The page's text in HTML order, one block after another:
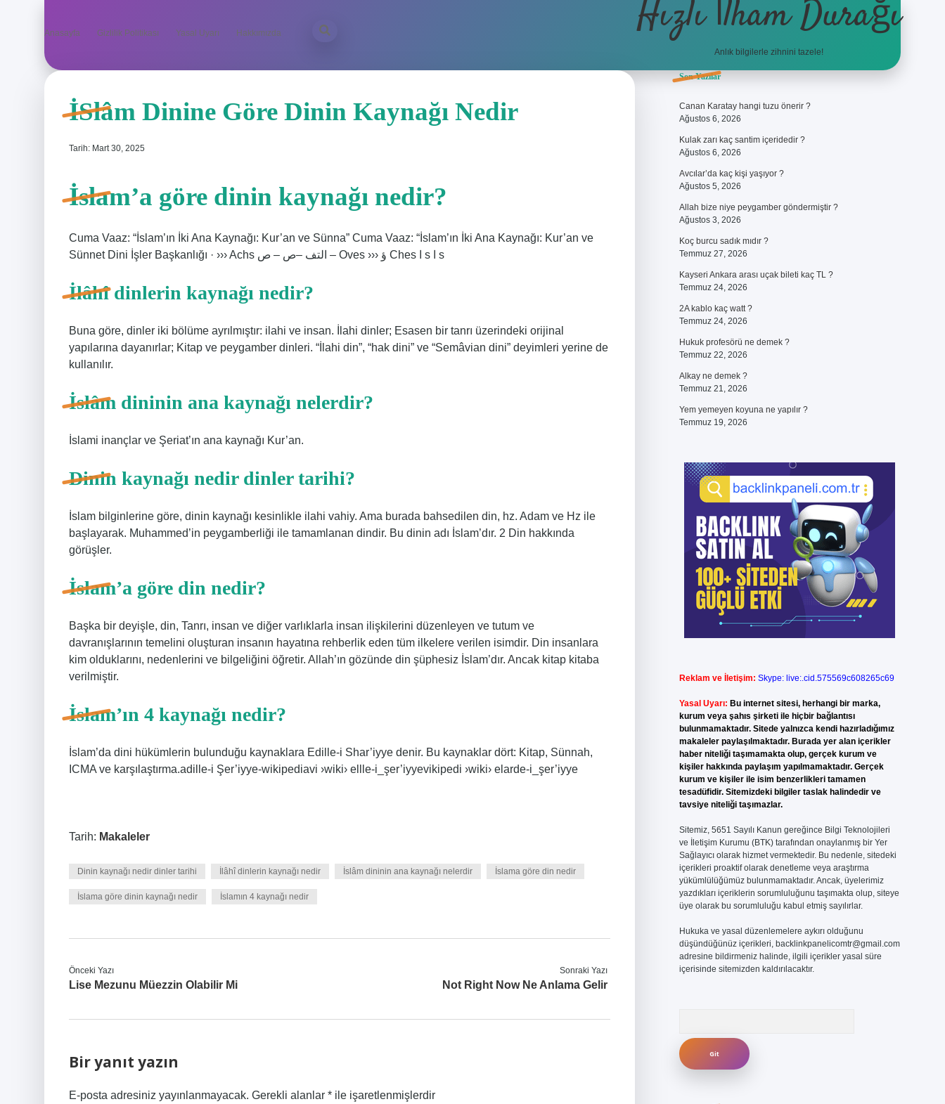
Anasayfa Gizlilik Politikası Yasal Uyarı Hakkımızda Hızlı İlham Durağı
Anlık bilgilerle zihnini tazele!
İSlâm Dinine Göre Dinin Kaynağı Nedir
Tarih: Mart 30, 2025
İslam’a göre dinin kaynağı nedir?
Cuma Vaaz: “İslam’ın İki Ana Kaynağı: Kur’an ve Sünna” Cuma Vaaz: “İslam’ın İki Ana Kaynağı: Kur’an ve
Sünnet Dini İşler Başkanlığı · ››› Achs التف –ص – ص – Oves ››› ؤ Ches ا s ا s
İlâhî dinlerin kaynağı nedir?
Buna göre, dinler iki bölüme ayrılmıştır: ilahi ve insan. İlahi dinler; Esasen bir tanrı üzerindeki orijinal
yapılarına dayanırlar; Kitap ve peygamber dinleri. “İlahi din”, “hak dini” ve “Semâvian dini” deyimleri yerine de
kullanılır.
İslâm dininin ana kaynağı nelerdir?
İslami inançlar ve Şeriat’ın ana kaynağı Kur’an.
Dinin kaynağı nedir dinler tarihi?
İslam bilginlerine göre, dinin kaynağı kesinlikle ilahi vahiy. Ama burada bahsedilen din, hz. Adam ve Hz ile
başlayarak. Muhammed’in peygamberliği ile tamamlanan dindir. Bu dinin adı İslam’dır. 2 Din hakkında
görüşler.
İslam’a göre din nedir?
Başka bir deyişle, din, Tanrı, insan ve diğer varlıklarla insan ilişkilerini düzenleyen ve tutum ve
davranışlarının temelini oluşturan insanın hayatına rehberlik eden tüm ilkelere verilen isimdir. Din insanlara
kim olduklarını, nedenlerini ve bilgeliğini öğretir. Allah’ın gözünde din şüphesiz İslam’dır. Ancak kitap kitaba
verilmiştir.
İslam’ın 4 kaynağı nedir?
İslam’da dini hükümlerin bulunduğu kaynaklara Edille-i Shar’iyye denir. Bu kaynaklar dört: Kitap, Sünnah,
ICMA ve karşılaştırma.adille-i Şer’iyye-wikipediavi ›wiki› ellle-i_şer’iyyevikipedi ›wiki› elarde-i_şer’iyye
Tarih: Makaleler
Dinin kaynağı nedir dinler tarihi İlâhî dinlerin kaynağı nedir İslâm dininin ana kaynağı nelerdir İslama göre din nedir
İslama göre dinin kaynağı nedir İslamın 4 kaynağı nedir
Önceki Yazı
Lise Mezunu Müezzin Olabilir Mi
Sonraki Yazı
Not Right Now Ne Anlama Gelir
Bir yanıt yazın
E-posta adresiniz yayınlanmayacak. Gerekli alanlar * ile işaretlenmişlerdir
Sidebar
Son Yazılar
Canan Karatay hangi tuzu önerir ?
Ağustos 6, 2026
Kulak zarı kaç santim içeridedir ?
Ağustos 6, 2026
Avcılar’da kaç kişi yaşıyor ?
Ağustos 5, 2026
Allah bize niye peygamber göndermiştir ?
Ağustos 3, 2026
Koç burcu sadık mıdır ?
Temmuz 27, 2026
Kayseri Ankara arası uçak bileti kaç TL ?
Temmuz 24, 2026
2A kablo kaç watt ?
Temmuz 24, 2026
Hukuk profesörü ne demek ?
Temmuz 22, 2026
Alkay ne demek ?
Temmuz 21, 2026
Yem yemeyen koyuna ne yapılır ?
Temmuz 19, 2026
Reklam ve İletişim: Skype: live:.cid.575569c608265c69
Yasal Uyarı: Bu internet sitesi, herhangi bir marka,
kurum veya şahıs şirketi ile hiçbir bağlantısı
bulunmamaktadır. Sitede yalnızca kendi hazırladığımız
makaleler paylaşılmaktadır. Burada yer alan içerikler
haber niteliği taşımamakta olup, gerçek kurum ve
kişiler hakkında paylaşım yapılmamaktadır. Gerçek
kurum ve kişiler ile isim benzerlikleri tamamen
tesadüfidir. Sitemizdeki bilgiler taslak halindedir ve
tavsiye niteliği taşımazlar.
Sitemiz, 5651 Sayılı Kanun gereğince Bilgi Teknolojileri
ve İletişim Kurumu (BTK) tarafından onaylanmış bir Yer
Sağlayıcı olarak hizmet vermektedir. Bu nedenle, sitedeki
içerikleri proaktif olarak denetleme veya araştırma
yükümlülüğümüz bulunmamaktadır. Ancak, üyelerimiz
yazdıkları içeriklerin sorumluluğunu taşımakta olup, siteye
üye olarak bu sorumluluğu kabul etmiş sayılırlar.
Hukuka ve yasal düzenlemelere aykırı olduğunu
düşündüğünüz içerikleri, backlinkpanelicomtr@gmail.com
adresine bildirmeniz halinde, ilgili içerikler yasal süre
içerisinde sitemizden kaldırılacaktır.